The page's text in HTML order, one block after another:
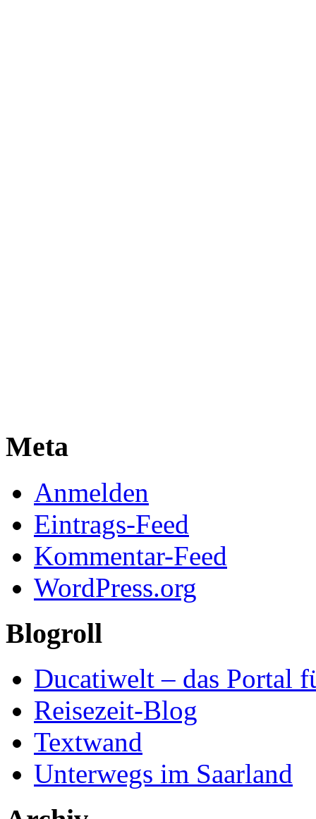
Meta
Anmelden
Eintrags-Feed
Kommentar-Feed
WordPress.org
Blogroll
Ducatiwelt – das Portal
Reisezeit-Blog
Textwand
Unterwegs im Saarland